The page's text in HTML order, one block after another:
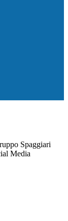
Spaggiari
Media